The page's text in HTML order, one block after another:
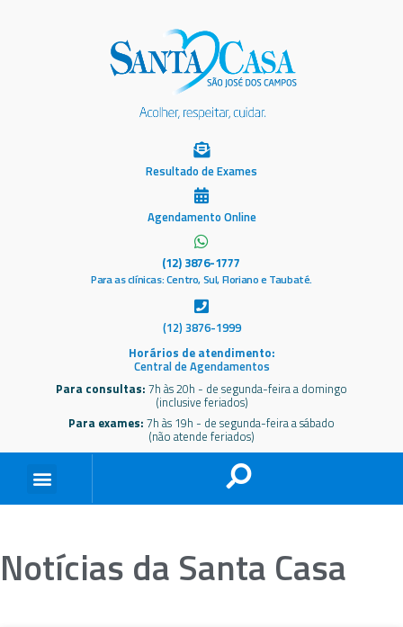
Resultado de Exames
Agendamento Online
(12) 3876-1777
Para as clínicas: Centro, Sul, Floriano e Taubaté.
(12) 3876-1999
Horários de atendimento:
Central de Agendamentos
Para consultas: 7h às 20h - de segunda-feira a domingo
(inclusive feriados)
Para exames: 7h às 19h - de segunda-feira a sábado
(não atende feriados)
Notícias da Santa Casa